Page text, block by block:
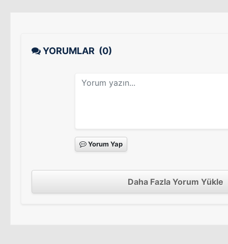
YORUMLAR (0)
Yorum Yap
Daha Fazla Yorum Yükle